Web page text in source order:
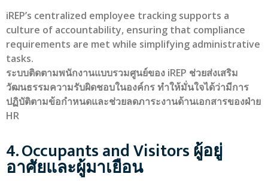
iREP’s centralized employee tracking supports a
culture of accountability, ensuring that compliance
requirements are met while simplifying administrative
tasks.
ระบบติดตามพนักงานแบบรวมศูนย์ของ iREP ช่วยส่งเสริม
วัฒนธรรมความรับผิดชอบในองค์กร ทำให้มั่นใจได้ว่ามีการ
ปฏิบัติตามข้อกำหนดและช่วยลดภาระงานด้านเอกสารของฝ่าย
HR
4. Occupants and Visitors ผู้อยู่
อาศัยและผู้มาเยือน